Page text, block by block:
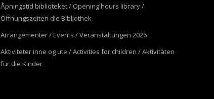
Åpningstid biblioteket / Opening hours library /
Öffnungszeiten die Bibliothek
Arrangementer / Events / Veranstaltungen 2026
Aktiviteter inne og ute / Activities for children / Aktivitäten
für die Kinder